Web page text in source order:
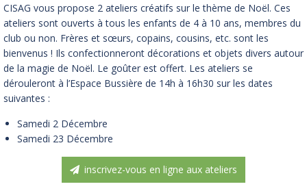
CISAG vous propose 2 ateliers créatifs sur le thème de Noël. Ces
ateliers sont ouverts à tous les enfants de 4 à 10 ans, membres du
club ou non. Frères et sœurs, copains, cousins, etc. sont les
bienvenus ! Ils confectionneront décorations et objets divers autour
de la magie de Noël. Le goûter est offert. Les ateliers se
dérouleront à l’Espace Bussière de 14h à 16h30 sur les dates
suivantes :
Samedi 2 Décembre
Samedi 23 Décembre
inscrivez-vous en ligne aux ateliers